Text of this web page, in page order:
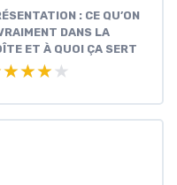
: CE QU’ON
DANS LA
ET À QUOI ÇA SERT